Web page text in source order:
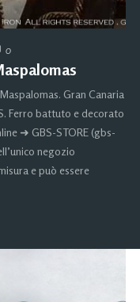
0
Gran Canaria
Ferro battuto e decorato
➜ GBS-STORE (gbs-
negozio
e può essere